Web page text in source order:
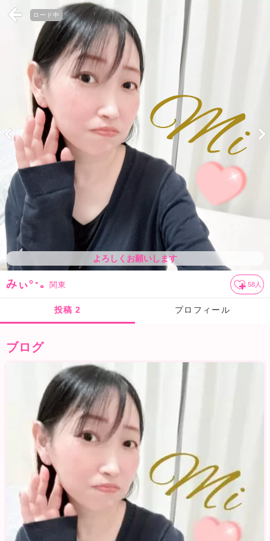
ロード中
よろしくお願いします
みぃ°･｡ 関東 58 人
投稿 2 プロフィール
ブログ